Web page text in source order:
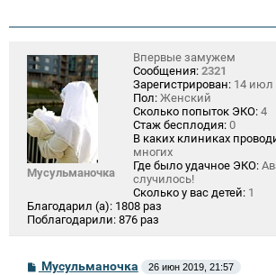
и
Мусульманочка
Впервые замужем
Сообщения: 2321
Зарегистрирован: 14 июл
Пол: Женский
Сколько попыток ЭКО: 4
Стаж бесплодия: 0
В каких клиниках
многих
Где было удачное ЭКО:
случилось!
Сколько у вас детей: 1
Благодарил (а): 1808 раз
Поблагодарили: 876 раз
СМусульманочка 26 июн 2019, 21:57